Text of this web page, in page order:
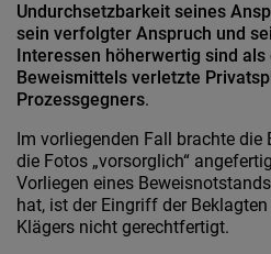
Undurchsetzbarkeit seines
sein verfolgter Anspruch und
Interessen höherwertig sind als
Beweismittels verletzte
Prozessgegners.
Im vorliegenden Fall brachte die
die Fotos „vorsorglich“
Vorliegen eines
hat, ist der Eingriff der
Klägers nicht gerechtfertigt.